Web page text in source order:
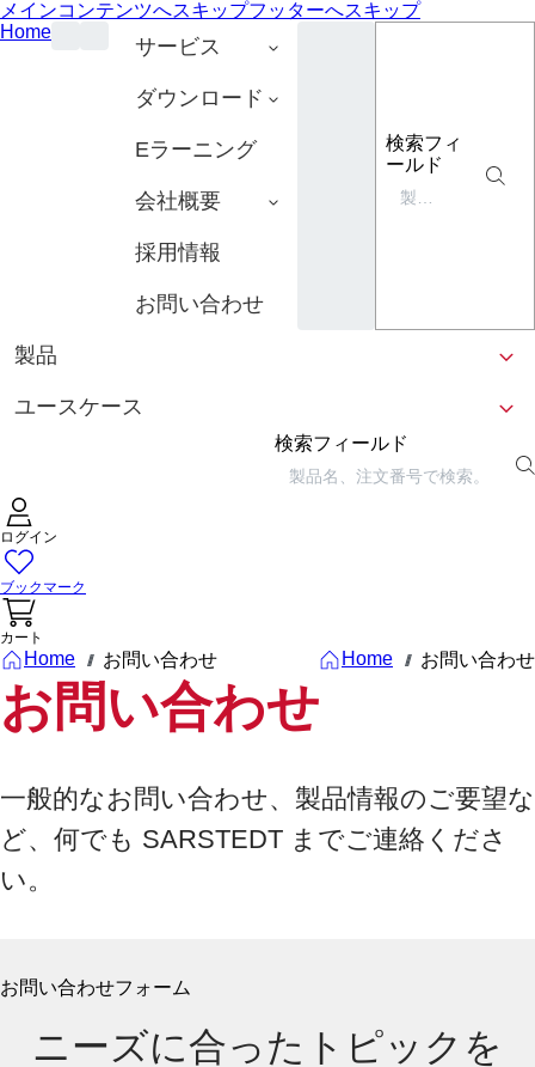
メインコンテンツへスキップフッターへスキップ
Home
サービス
ダウンロード
Eラーニング
会社概要
採用情報
お問い合わせ
検索フィ
ールド
製品
ユースケース
検索フィールド
ログイン
ブックマーク
カート
Home /// お問い合わせ Home /// お問い合わせ
お問い合わせ
一般的なお問い合わせ、製品情報のご要望な
ど、何でも SARSTEDT までご連絡くださ
い。
お問い合わせフォーム
ニーズに合ったトピックを